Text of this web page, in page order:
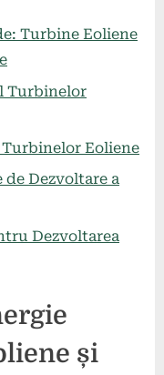
Turbine Eoliene
Turbinelor
Eoliene
de Dezvoltare a
Dezvoltarea
și